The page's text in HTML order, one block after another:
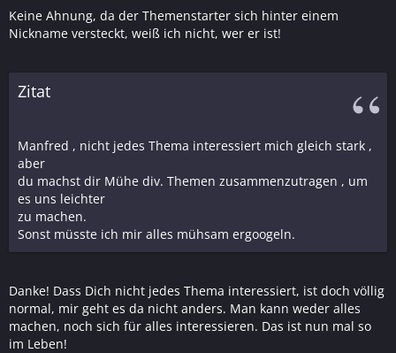
Keine Ahnung, da der Themenstarter sich hinter einem
Nickname versteckt, weiß ich nicht, wer er ist!
Zitat
Manfred , nicht jedes Thema interessiert mich gleich stark ,
aber
du machst dir Mühe div. Themen zusammenzutragen , um
es uns leichter
zu machen.
Sonst müsste ich mir alles mühsam ergoogeln.
Danke! Dass Dich nicht jedes Thema interessiert, ist doch völlig
normal, mir geht es da nicht anders. Man kann weder alles
machen, noch sich für alles interessieren. Das ist nun mal so
im Leben!